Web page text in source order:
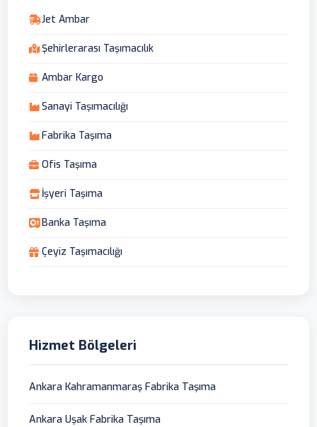
Jet Ambar
Şehirlerarası Taşımacılık
Ambar Kargo
Sanayi Taşımacılığı
Fabrika Taşıma
Ofis Taşıma
İşyeri Taşıma
Banka Taşıma
Çeyiz Taşımacılığı
Hizmet Bölgeleri
Ankara Kahramanmaraş Fabrika Taşıma
Ankara Uşak Fabrika Taşıma